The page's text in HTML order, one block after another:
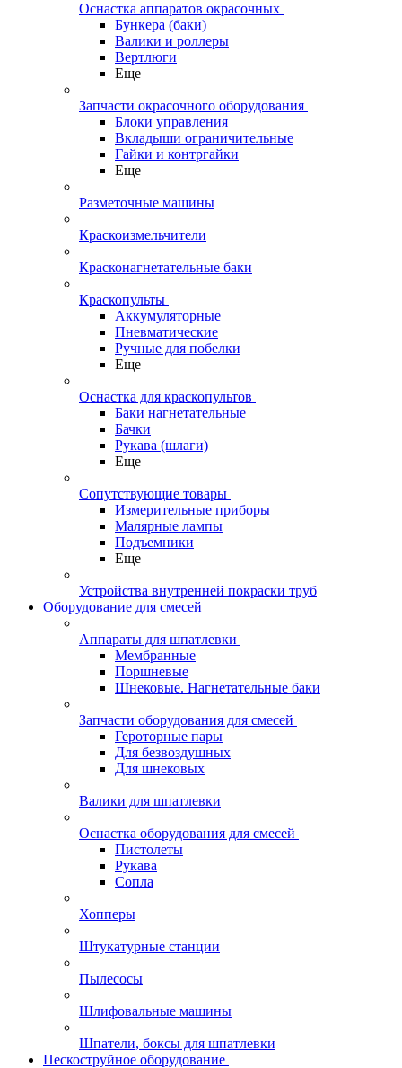
Оснастка аппаратов окрасочных
Бункера (баки)
Валики и роллеры
Вертлюги
Еще
Запчасти окрасочного оборудования
Блоки управления
Вкладыши ограничительные
Гайки и контргайки
Еще
Разметочные машины
Краскоизмельчители
Красконагнетательные баки
Краскопульты
Аккумуляторные
Пневматические
Ручные для побелки
Еще
Оснастка для краскопультов
Баки нагнетательные
Бачки
Рукава (шлаги)
Еще
Сопутствующие товары
Измерительные приборы
Малярные лампы
Подъемники
Еще
Устройства внутренней покраски труб
Оборудование для смесей
Аппараты для шпатлевки
Мембранные
Поршневые
Шнековые. Нагнетательные баки
Запчасти оборудования для смесей
Героторные пары
Для безвоздушных
Для шнековых
Валики для шпатлевки
Оснастка оборудования для смесей
Пистолеты
Рукава
Сопла
Хопперы
Штукатурные станции
Пылесосы
Шлифовальные машины
Шпатели, боксы для шпатлевки
Пескоструйное оборудование